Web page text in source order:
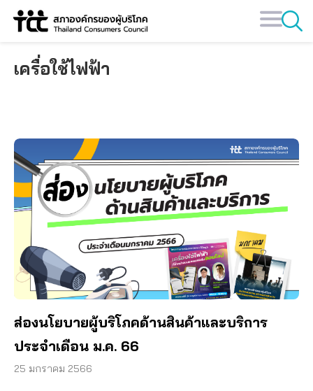
Skip
เครื่อใช้ไฟฟ้า
ส่องนโยบายผู้บริโภคด้านสินค้าและบริการ
ประจำเดือน ม.ค. 66
25 มกราคม 2566